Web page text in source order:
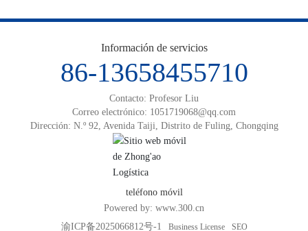
Información de servicios
86-13658455710
Contacto: Profesor Liu
Correo electrónico: 1051719068@qq.com
Dirección: N.º 92, Avenida Taiji, Distrito de Fuling, Chongqing
teléfono móvil
Powered by: www.300.cn
渝ICP备2025066812号-1
Business License SEO